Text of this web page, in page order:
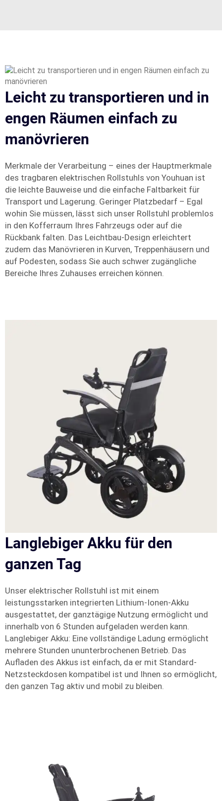
Leicht zu transportieren und in
engen Räumen einfach zu
manövrieren
Merkmale der Verarbeitung – eines der Hauptmerkmale
des tragbaren elektrischen Rollstuhls von Youhuan ist
die leichte Bauweise und die einfache Faltbarkeit für
Transport und Lagerung. Geringer Platzbedarf – Egal
wohin Sie müssen, lässt sich unser Rollstuhl problemlos
in den Kofferraum Ihres Fahrzeugs oder auf die
Rückbank falten. Das Leichtbau-Design erleichtert
zudem das Manövrieren in Kurven, Treppenhäusern und
auf Podesten, sodass Sie auch schwer zugängliche
Bereiche Ihres Zuhauses erreichen können.
Langlebiger Akku für den
ganzen Tag
Unser elektrischer Rollstuhl ist mit einem
leistungsstarken integrierten Lithium-Ionen-Akku
ausgestattet, der ganztägige Nutzung ermöglicht und
innerhalb von 6 Stunden aufgeladen werden kann.
Langlebiger Akku: Eine vollständige Ladung ermöglicht
mehrere Stunden ununterbrochenen Betrieb. Das
Aufladen des Akkus ist einfach, da er mit Standard-
Netzsteckdosen kompatibel ist und Ihnen so ermöglicht,
den ganzen Tag aktiv und mobil zu bleiben.